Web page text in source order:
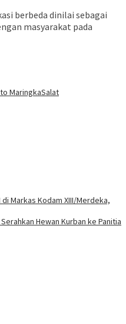
berbeda dinilai sebagai
masyarakat pada
MaringkaSalat
di Markas Kodam XIII/Merdeka,
Hewan Kurban ke Panitia